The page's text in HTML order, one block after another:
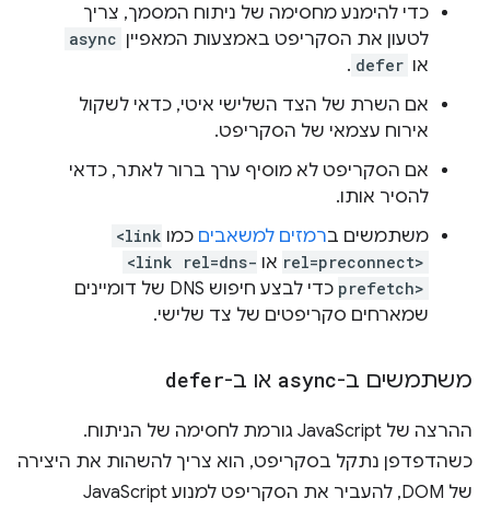
כדי להימנע מחסימה של ניתוח המסמך, צריך
לטעון את הסקריפט באמצעות המאפיין async
או defer
.
אם השרת של הצד השלישי איטי, כדאי לשקול
אירוח עצמאי של הסקריפט.
אם הסקריפט לא מוסיף ערך ברור לאתר, כדאי
להסיר אותו.
משתמשים ברמזים למשאבים כמו <link
rel=preconnect> או <link rel=dns-
prefetch>
כדי לבצע חיפוש DNS של דומיינים
שמארחים סקריפטים של צד שלישי.
משתמשים ב-async או ב-defer
ההרצה של JavaScript גורמת לחסימה של הניתוח.
כשהדפדפן נתקל בסקריפט, הוא צריך להשהות את היצירה
של DOM, להעביר את הסקריפט למנוע JavaScript